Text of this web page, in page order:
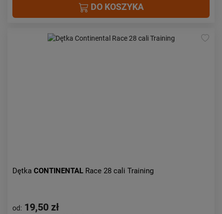
DO KOSZYKA
Dętka CONTINENTAL Race 28 cali Training
od: 19,50 zł